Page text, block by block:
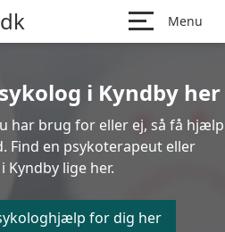
Menu
i Kyndby her
har brug for eller ej, så få hjælp
Find en psykoterapeut eller
Kyndby lige her.
for dig her